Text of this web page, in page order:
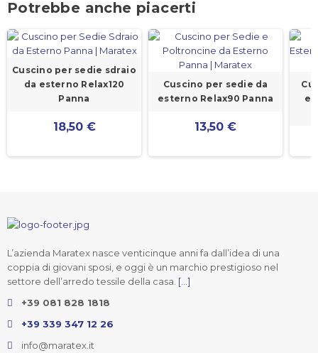
Potrebbe anche piacerti
Cuscino per sedie sdraio
da esterno Relax120
Panna
18,50 €
Cuscino per sedie da
esterno Relax90 Panna
13,50 €
L’azienda Maratex nasce venticinque anni fa dall’idea di una
coppia di giovani sposi, e oggi è un marchio prestigioso nel
settore dell’arredo tessile della casa. [...]
+39 081 828 1818
+39 339 347 12 26
info@maratex.it